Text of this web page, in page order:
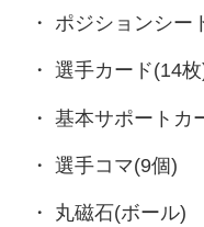
ポジションシー
選手カード(14
基本サポートカ
選手コマ(9個)
丸磁石(ボール)